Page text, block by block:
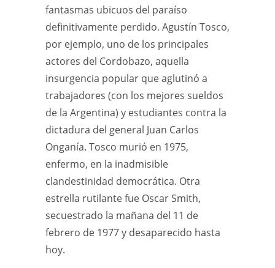
fantasmas ubicuos del paraíso
definitivamente perdido. Agustín Tosco,
por ejemplo, uno de los principales
actores del Cordobazo, aquella
insurgencia popular que aglutinó a
trabajadores (con los mejores sueldos
de la Argentina) y estudiantes contra la
dictadura del general Juan Carlos
Onganía. Tosco murió en 1975,
enfermo, en la inadmisible
clandestinidad democrática. Otra
estrella rutilante fue Oscar Smith,
secuestrado la mañana del 11 de
febrero de 1977 y desaparecido hasta
hoy.